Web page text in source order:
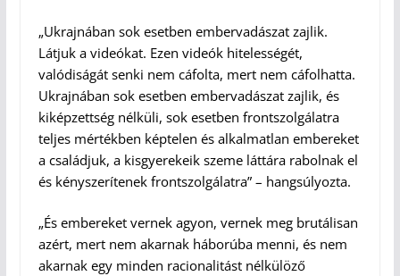
„Ukrajnában sok esetben embervadászat zajlik.
Látjuk a videókat. Ezen videók hitelességét,
valódiságát senki nem cáfolta, mert nem cáfolhatta.
Ukrajnában sok esetben embervadászat zajlik, és
kiképzettség nélküli, sok esetben frontszolgálatra
teljes mértékben képtelen és alkalmatlan embereket
a családjuk, a kisgyerekeik szeme láttára rabolnak el
és kényszerítenek frontszolgálatra” – hangsúlyozta.
„És embereket vernek agyon, vernek meg brutálisan
azért, mert nem akarnak háborúba menni, és nem
akarnak egy minden racionalitást nélkülöző